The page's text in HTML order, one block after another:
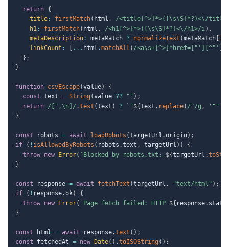
return {
title : firstMatch( html , /<title[^>]*>([\s\S]*?)<\/
h1 : firstMatch( html , /<h1[^>]*>([\s\S]*?)<\/h1>/i) ,
metaDescription : metaMatch ? normalizeText (metaMatch 1
linkCount : ... html .matchAll ( /
} ;
}
function csvEscape(value)
{
const text = String (value ?? "" ) ;
return / [",\n] / .test (text ) ? ` "${text . replace( / "/g , '""'
}
const robots = await loadRobots (targetUrl .origin) ;
if
( ! isAllowedByRobots ( robots .text , targetUrl ) )
{
throw new Error( ` Blocked by robots.txt: ${targetUrl .
}
const response = await fetchText (targetUrl , "text/html" ) ;
if
( ! response.ok)
{
throw new Error( ` Page fetch failed: HTTP ${ response.
}
const html = await response.text ( ) ;
const fetchedAt = new Date( ) .toISOString ( ) ;